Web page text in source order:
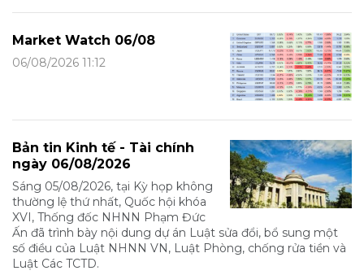
Market Watch 06/08
06/08/2026 11:12
Bản tin Kinh tế - Tài chính
ngày 06/08/2026
Sáng 05/08/2026, tại Kỳ họp không
thường lệ thứ nhất, Quốc hội khóa
XVI, Thống đốc NHNN Phạm Đức
Ấn đã trình bày nội dung dự án Luật sửa đổi, bổ sung một
số điều của Luật NHNN VN, Luật Phòng, chống rửa tiền và
Luật Các TCTD.